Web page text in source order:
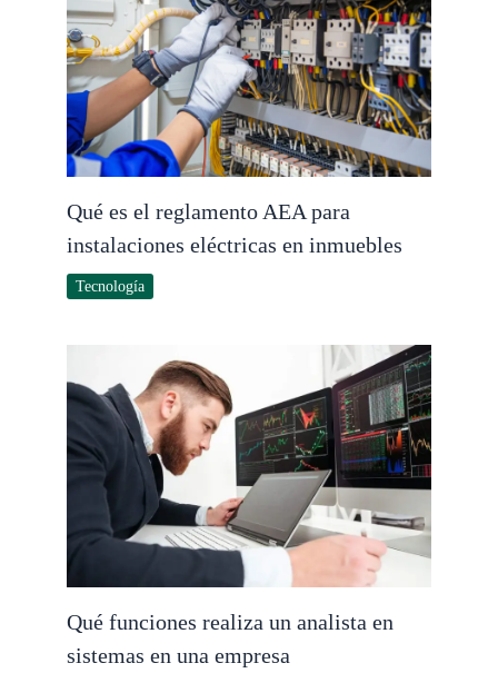
Qué es el reglamento AEA para
instalaciones eléctricas en inmuebles
Tecnología
Qué funciones realiza un analista en
sistemas en una empresa